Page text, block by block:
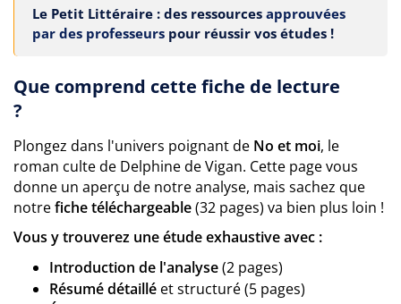
Le Petit Littéraire : des ressources approuvées
par des professeurs pour réussir vos études !
Que comprend cette fiche de lecture
?
Plongez dans l'univers poignant de No et moi, le
roman culte de Delphine de Vigan. Cette page vous
donne un aperçu de notre analyse, mais sachez que
notrefiche téléchargeable(32 pages) va bien plus loin !
Vous y trouverez une étude exhaustive avec :
Introduction de l'analyse(2 pages)
Résumé détaillé et structuré (5 pages)